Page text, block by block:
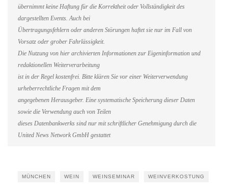
übernimmt keine Haftung für die Korrektheit oder Vollständigkeit des
dargestellten Events. Auch bei
Übertragungsfehlern oder anderen Störungen haftet sie nur im Fall von
Vorsatz oder grober Fahrlässigkeit.
Die Nutzung von hier archivierten Informationen zur Eigeninformation und
redaktionellen Weiterverarbeitung
ist in der Regel kostenfrei. Bitte klären Sie vor einer Weiterverwendung
urheberrechtliche Fragen mit dem
angegebenen Herausgeber. Eine systematische Speicherung dieser Daten
sowie die Verwendung auch von Teilen
dieses Datenbankwerks sind nur mit schriftlicher Genehmigung durch die
United News Network GmbH gestattet
MÜNCHEN WEIN WEINSEMINAR WEINVERKOSTUNG